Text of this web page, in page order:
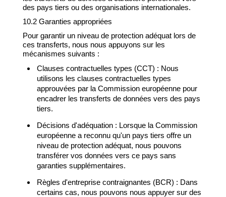
des pays tiers ou des organisations internationales.
10.2 Garanties appropriées
Pour garantir un niveau de protection adéquat lors de
ces transferts, nous nous appuyons sur les
mécanismes suivants :
Clauses contractuelles types (CCT) : Nous
utilisons les clauses contractuelles types
approuvées par la Commission européenne pour
encadrer les transferts de données vers des pays
tiers.
Décisions d'adéquation : Lorsque la Commission
européenne a reconnu qu'un pays tiers offre un
niveau de protection adéquat, nous pouvons
transférer vos données vers ce pays sans
garanties supplémentaires.
Règles d'entreprise contraignantes (BCR) : Dans
certains cas, nous pouvons nous appuyer sur des